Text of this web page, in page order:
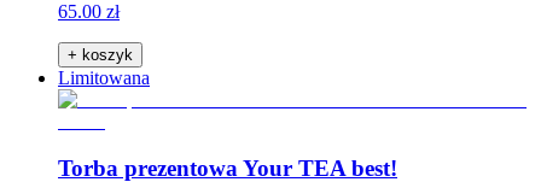
65.00 zł
+ koszyk
Limitowana
Torba prezentowa Your TEA best!